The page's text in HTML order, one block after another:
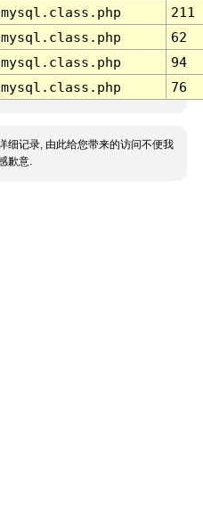
211
62
94
76
细记录, 由此给您带来的访问不便我
歉意.